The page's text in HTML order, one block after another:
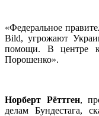
«Федеральное
Bild, угрожают
помощи. В центре
Порошенко».
Норберт Рёттген,
делам Бундестага,